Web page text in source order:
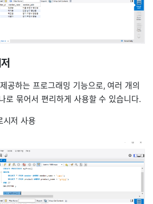
공하는 프로그래밍 기능으로, 여러 개의
로 묶어서 편리하게 사용할 수 있습니다.
시저 사용